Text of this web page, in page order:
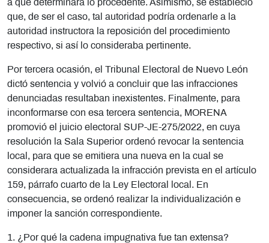
a que determinara lo procedente. Asimismo, se estableció
que, de ser el caso, tal autoridad podría ordenarle a la
autoridad instructora la reposición del procedimiento
respectivo, si así lo consideraba pertinente.
Por tercera ocasión, el Tribunal Electoral de Nuevo León
dictó sentencia y volvió a concluir que las infracciones
denunciadas resultaban inexistentes. Finalmente, para
inconformarse con esa tercera sentencia, MORENA
promovió el juicio electoral SUP-JE-275/2022, en cuya
resolución la Sala Superior ordenó revocar la sentencia
local, para que se emitiera una nueva en la cual se
considerara actualizada la infracción prevista en el artículo
159, párrafo cuarto de la Ley Electoral local. En
consecuencia, se ordenó realizar la individualización e
imponer la sanción correspondiente.
1. ¿Por qué la cadena impugnativa fue tan extensa?